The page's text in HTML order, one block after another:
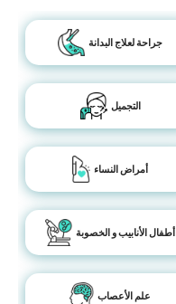
جراحة لعلاج البدانة
التجميل
أمراض النساء
أطفال الأنابيب و الخصوبة
علم الأعصاب